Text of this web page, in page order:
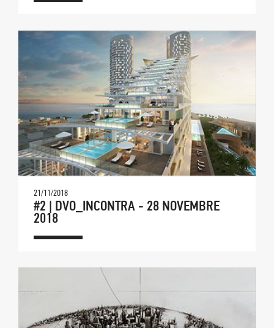
21/11/2018
#2 | DVO_INCONTRA - 28 NOVEMBRE
2018